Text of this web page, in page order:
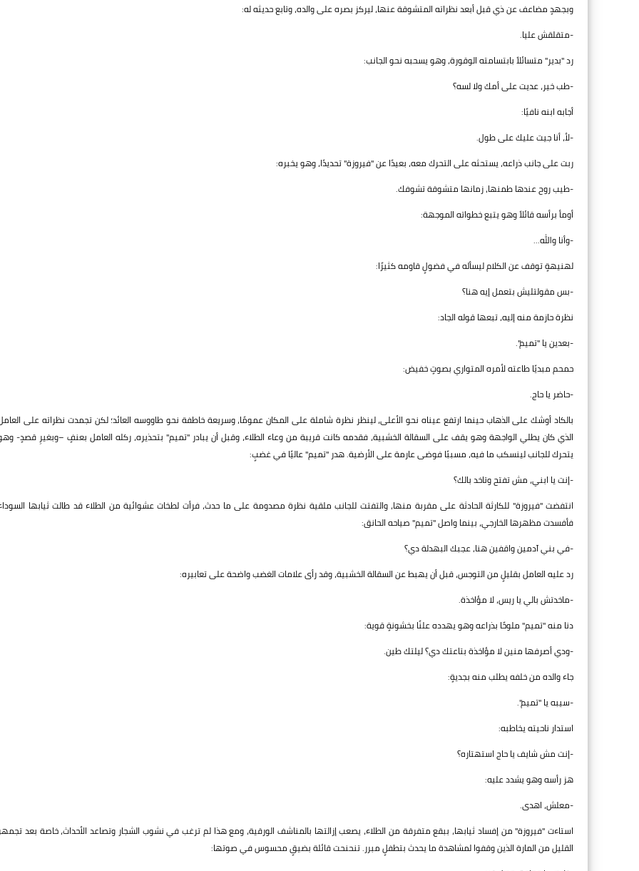
وبجهدٍ مضاعف عن ذي قبل أبعد نظراته المتشوقة عنها، ليركز بصره على والده، وتابع حديثه له:
-متقلقش عليا.
رد "بدير" متسائلاً بابتسامته الوقورة، وهو يسحبه نحو الجانب:
-طب خير، عديت على أمك ولا لسه؟
أجابه ابنه نافيًا:
-لأ، أنا جيت عليك على طول.
ربت على جانب ذراعه، يستحثه على التحرك معه، بعيدًا عن "فيروزة" تحديدًا، وهو يخبره:
-طيب روح عندها طمنها، زمانها متشوقة تشوفك.
أومأ برأسه قائلاً وهو يتبع خطواته الموجهة:
-وأنا والله...
لهنيهةٍ توقف عن الكلام ليسأله في فضولٍ قاومه كثيرًا:
-بس مقولتليش بتعمل إيه هنا؟
نظرة حازمة منه إليه، تبعها قوله الجاد:
-بعدين يا "تميم".
حمحم مبديًا طاعته لأمره المتواري بصوتٍ خفيض:
-حاضر يا حاج.
بالكاد أوشك على الذهاب حينما ارتفع عيناه نحو الأعلى، لينظر نظرة شاملة على المكان عمومًا، وسريعة خاطفة نحو طاووسه العائد؛ لكن تجمدت نظراته على
الذي كان يطلي الواجهة وهو يقف على السقالة الخشبية، فقدمه كانت قريبة من وعاء الطلاء، وقبل أن يبادر "تميم" بتحذيره، ركله العامل بعنفٍ –وبغيرِ قصدٍ-
يتحرك للجانب لينسكب ما فيه، مسببًا فوضى عارمة على الأرضية. هدر "تميم" عاليًا في غضبٍ:
-إنت يا ابني، مش تفتح وتاخد بالك؟
انتفضت "فيروزة" للكارثة الحادثة على مقربة منها، والتفتت للجانب ملقية نظرة مصدومة على ما حدث، فرأت لطخات عشوائية من الطلاء قد طالت ثيابها
فأفسدت مظهرها الخارجي، بينما واصل "تميم" صياحه الحانق:
-في بني آدمين واقفين هنا، عجبك البهدلة دي؟
رد عليه العامل بقليلٍ من التوجس، قبل أن يهبط عن السقالة الخشبية، وقد رأى علامات الغضب واضحة على تعابيره:
-ماخدتش بالي يا ريس، لا مؤاخذة.
دنا منه "تميم" ملوحًا بذراعه وهو يهدده علنًا بخشونةٍ قوية:
-ودي أصرفها منين لا مؤاخذة بتاعتك دي؟ ليلتك طين.
جاء والده من خلفه يطلب منه بجديةٍ:
-سيبه يا "تميم".
استدار ناحيته يخاطبه:
-إنت مش شايف يا حاج استهتاره؟
هز رأسه وهو يشدد عليه:
-معلش، اهدى.
استاءت "فيروزة" من إفساد ثيابها، ببقع متفرقة من الطلاء، يصعب إزالتها بالمناشف الورقية، ومع هذا لم ترغب في نشوب الشجار وتصاعد الأحداث، خاصة بعد
القليل من المارة الذين وقفوا لمشاهدة ما يحدث بتطفلٍ مبرر. تنحنحت قائلة بضيقٍ محسوس في صوتها: